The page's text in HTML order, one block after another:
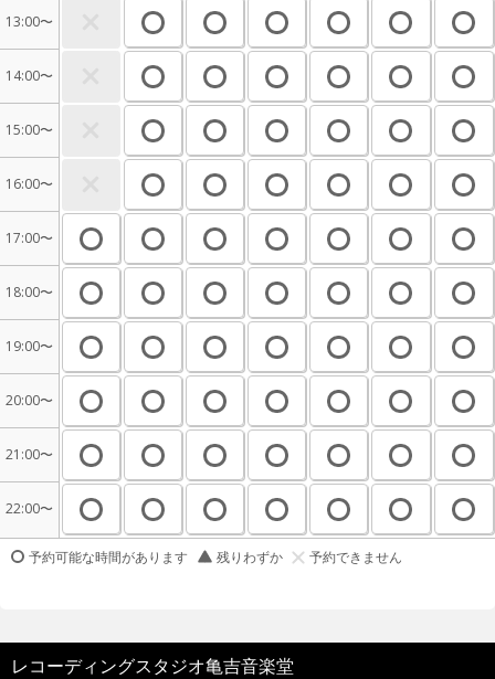
13:00〜
14:00〜
15:00〜
16:00〜
17:00〜
18:00〜
19:00〜
20:00〜
21:00〜
22:00〜
予約可能な時間があります 残りわずか 予約できません
レコーディングスタジオ亀吉音楽堂